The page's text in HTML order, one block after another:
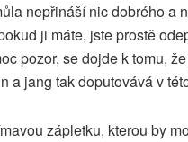
nepřináší nic dobrého a
ji máte, jste prostě
pozor, se dojde k tomu,
a jang tak doputovává v
zápletku, kterou by